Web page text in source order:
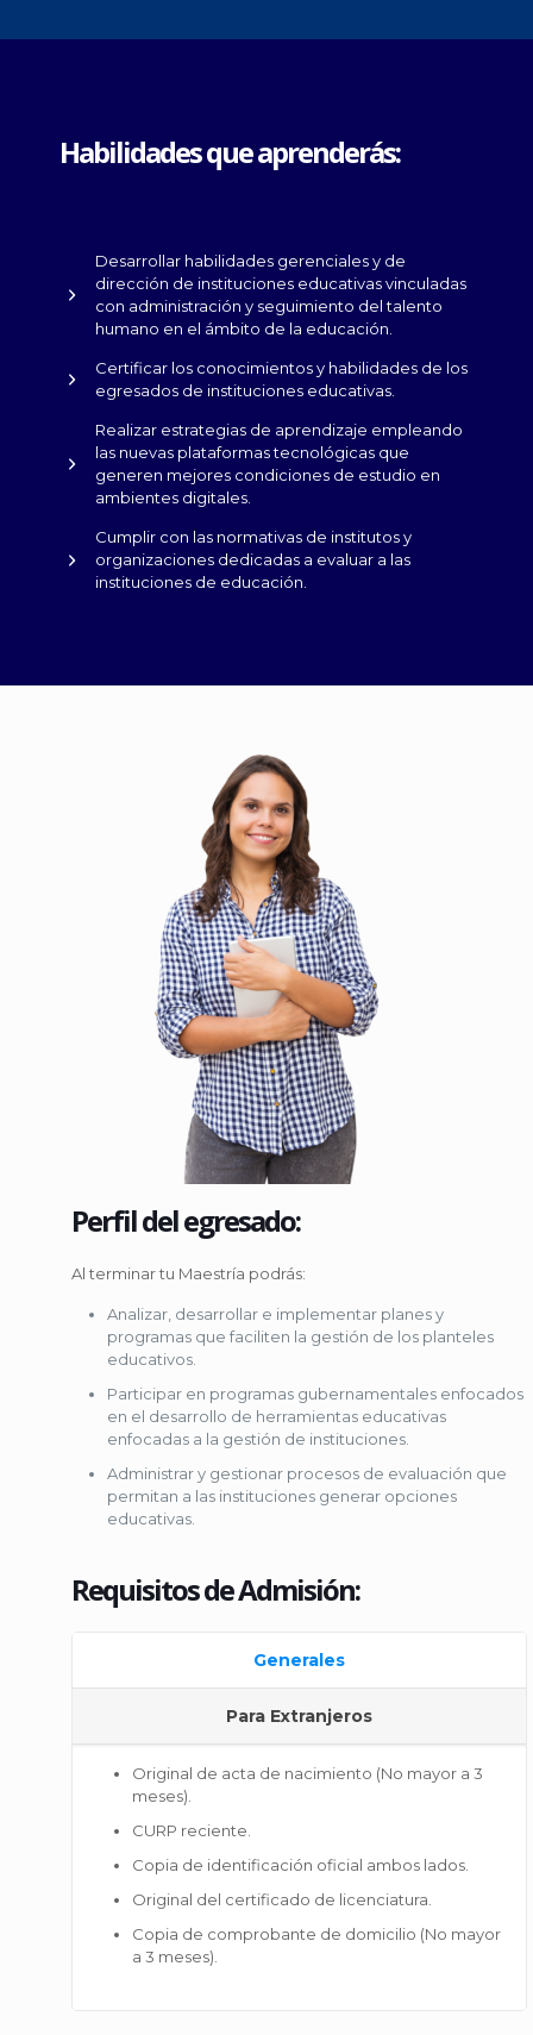
Habilidades que aprenderás:
Desarrollar habilidades gerenciales y de
dirección de instituciones educativas vinculadas
con administración y seguimiento del talento
humano en el ámbito de la educación.
Certificar los conocimientos y habilidades de los
egresados de instituciones educativas.
Realizar estrategias de aprendizaje empleando
las nuevas plataformas tecnológicas que
generen mejores condiciones de estudio en
ambientes digitales.
Cumplir con las normativas de institutos y
organizaciones dedicadas a evaluar a las
instituciones de educación.
Perfil del egresado:
Al terminar tu Maestría podrás:
Analizar, desarrollar e implementar planes y
programas que faciliten la gestión de los planteles
educativos.
Participar en programas gubernamentales enfocados
en el desarrollo de herramientas educativas
enfocadas a la gestión de instituciones.
Administrar y gestionar procesos de evaluación que
permitan a las instituciones generar opciones
educativas.
Requisitos de Admisión:
Generales
Para Extranjeros
Original de acta de nacimiento (No mayor a 3
meses).
CURP reciente.
Copia de identificación oficial ambos lados.
Original del certificado de licenciatura.
Copia de comprobante de domicilio (No mayor
a 3 meses).